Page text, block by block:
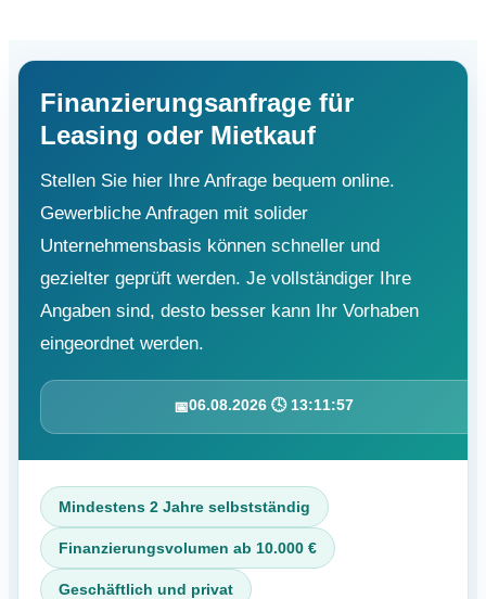
Finanzierungsanfrage für
Leasing oder Mietkauf
Stellen Sie hier Ihre Anfrage bequem online.
Gewerbliche Anfragen mit solider
Unternehmensbasis können schneller und
gezielter geprüft werden. Je vollständiger Ihre
Angaben sind, desto besser kann Ihr Vorhaben
eingeordnet werden.
📅06.08.2026 🕓 13:11:58
Mindestens 2 Jahre selbstständig
Finanzierungsvolumen ab 10.000 €
Geschäftlich und privat